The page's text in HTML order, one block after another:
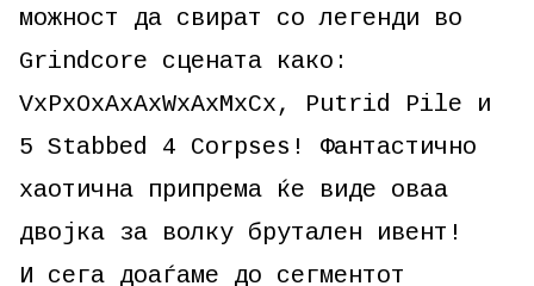
можност да свират со легенди во
Grindcore сцената како:
VxPxOxAxAxWxAxMxCx, Putrid Pile и
5 Stabbed 4 Corpses! Фантастично
хаотична припрема ќе виде оваа
двојка за волку брутален ивент!
И сега доаѓаме до сегментот